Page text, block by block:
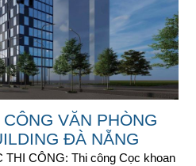
VĂN PHÒNG
ĐÀ NẴNG
THI CÔNG: Thi công Cọc khoan